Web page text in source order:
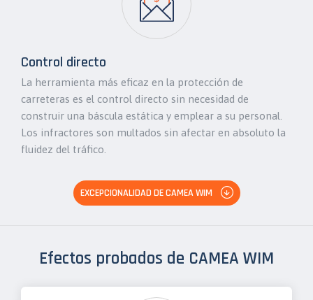
Control directo
La herramienta más eficaz en la protección de
carreteras es el control directo sin necesidad de
construir una báscula estática y emplear a su personal.
Los infractores son multados sin afectar en absoluto la
fluidez del tráfico.
EXCEPCIONALIDAD DE CAMEA WIM
Efectos probados de CAMEA WIM